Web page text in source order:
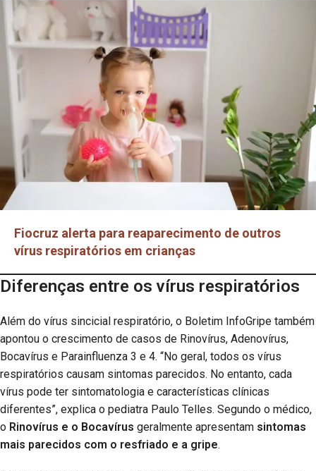
Fiocruz alerta para reaparecimento de outros
vírus respiratórios em crianças
Diferenças entre os vírus respiratórios
Além do vírus sincicial respiratório, o Boletim InfoGripe também
apontou o crescimento de casos de Rinovírus, Adenovírus,
Bocavírus e Parainfluenza 3 e 4. “No geral, todos os vírus
respiratórios causam sintomas parecidos. No entanto, cada
vírus pode ter sintomatologia e características clínicas
diferentes”, explica o pediatra Paulo Telles. Segundo o médico,
o Rinovírus e o Bocavírus geralmente apresentam sintomas
mais parecidos com o resfriado e a gripe.